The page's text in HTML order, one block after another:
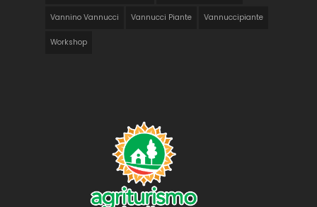
Vannino Vannucci Vannucci Piante Vannuccipiante
Workshop